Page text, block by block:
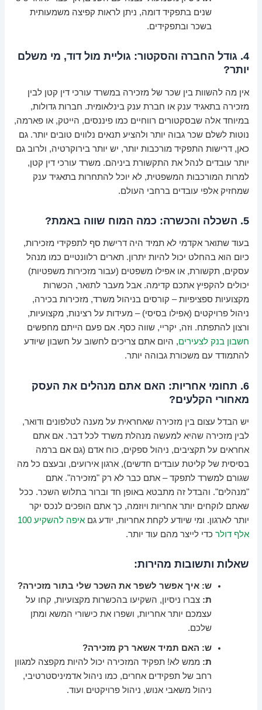
שנים בתפקיד דומה, ניתן לראות קפיצה משמעותית
בשכר ובתפקידים.
4. גודל החברה והסקטור: גוליית מול דוד, מי משלם
יותר?
אין מה להשוות בין שכר של מזכירה במשרד עורכי דין קטן לבין
מזכירה בתאגיד ענק או חברת ענק בינלאומית. חברות גדולות,
במיוחד אלה שבסקטורים רווחיים כמו פיננסים, הייטק, או פארמה,
נוטות לשלם שכר גבוה יותר ולהציע תנאים נלווים טובים יותר. גם
כאן, דרישות התפקיד מורכבות יותר, יש יותר בירוקרטיה, ולרוב גם
יותר עובדים לנהל את התקשורת ביניהם. משרד עורכי דין קטן,
למרות המורכבות המשפטית, לא יוכל להתחרות בתאגיד ענק
שמחזיק אלפי עובדים ברחבי העולם.
5. השכלה והכשרה: כמה המוח שווה באמת?
בעוד שתואר אקדמי לא תמיד היה דרישת סף לתפקידי מזכירות,
כיום הוא בהחלט יכול להיות יתרון. תארים רלוונטיים כמו מנהל
עסקים, תקשורת, או אפילו משפטים (עבור מזכירות משפטיות)
יכולים להקפיץ אתכם קדימה. אבל מעבר לתואר, הכשרות
מקצועיות ספציפיות – קורסים בניהול משרד, מזכירות בכירה,
ניהול פרויקטים (אפילו בסיסי) – מעידות על רצינות, מקצועיות,
ורצון להתפתח. וזה, יקריי, שווה כסף. אם פעם הייתם מחפשים
חשבון בנק לצעירים, היום אתם צריכים לחשוב על חשבון שיודע
להתמודד עם משכורת גבוהה יותר.
6. תחומי אחריות: האם אתם מנהלים את העסק
מאחורי הקלעים?
יש הבדל עצום בין מזכירה שאחראית על מענה לטלפונים ודואר,
לבין מזכירה שהיא למעשה מנהלת משרד לכל דבר. אם אתם
אחראים על תקציבים, ניהול ספקים, כוח אדם (גם אם ברמה
בסיסית של קליטת עובדים חדשים), ארגון אירועים, ובעצם כל מה
שגורם למשרד לתפקד – אתם כבר לא רק "מזכירה". אתם
"מנהלים". והבדל זה מתבטא באופן חד וברור בתלוש השכר. ככל
שאתם לוקחים יותר אחריות ויוזמה, כך אתם הופכים לנכס יקר
יותר לארגון. ומי שיודע לקחת אחריות, יודע גם
איפה להשקיע 100
אלף דולר כדי לייצר מהם עוד יותר.
שאלות ותשובות מהירות:
ש: איך אפשר לשפר את השכר שלי בתור מזכירה?
ת: צברו ניסיון, השקיעו בהכשרות מקצועיות, קחו על
עצמכם יותר אחריות, ושפרו את כישורי המשא ומתן
שלכם.
ש: האם תמיד אשאר רק מזכירה?
ת: ממש לא! תפקיד המזכירה יכול להיות מקפצה למגוון
רחב של תפקידים אחרים, כמו ניהול אדמיניסטרטיבי,
ניהול משאבי אנוש, ניהול פרויקטים ועוד.